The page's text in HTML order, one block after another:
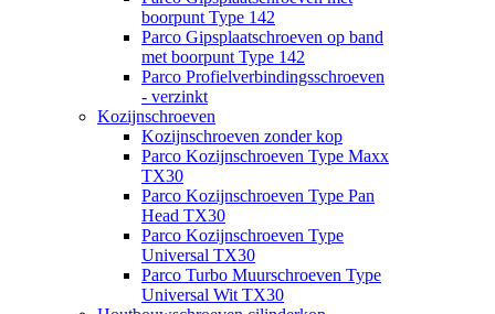
boorpunt Type 142
Parco Gipsplaatschroeven op band
met boorpunt Type 142
Parco Profielverbindingsschroeven
- verzinkt
Kozijnschroeven
Kozijnschroeven zonder kop
Parco Kozijnschroeven Type Maxx
TX30
Parco Kozijnschroeven Type Pan
Head TX30
Parco Kozijnschroeven Type
Universal TX30
Parco Turbo Muurschroeven Type
Universal Wit TX30